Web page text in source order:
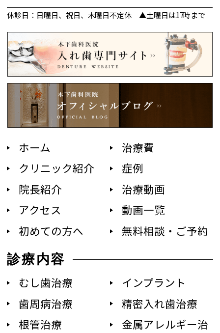
休診日：日曜日、祝日、木曜日不定休 ▲土曜日は17時まで
ホーム
クリニック紹介
院長紹介
アクセス
初めての方へ
治療費
症例
治療動画
動画一覧
無料相談・ご予約
診療内容
むし歯治療
歯周病治療
根管治療
インプラント
精密入れ歯治療
金属アレルギー治